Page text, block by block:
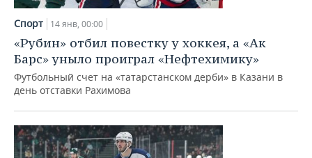
ФИГУРНОЕ КАТАНИЕ
ВОДНЫЕ ВИДЫ СПОРТА
ХОККЕЙ С МЯЧОМ
МЕДИЦИНА
ОБРАЗОВАНИЕ
ПРОИСШЕСТВИЯ
Спорт 14 янв, 00:00
«Рубин» отбил повестку у хоккея, а «Ак
Барс» уныло проиграл «Нефтехимику»
Футбольный счет на «татарстанском дерби» в Казани в
день отставки Рахимова